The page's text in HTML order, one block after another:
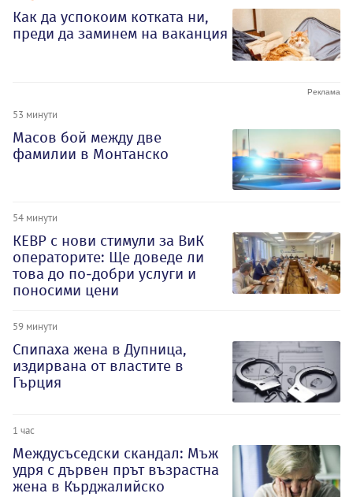
Как да успокоим котката ни,
преди да заминем на ваканция
53 минути
Масов бой между две
фамилии в Монтанско
54 минути
КЕВР с нови стимули за ВиК
операторите: Ще доведе ли
това до по-добри услуги и
поносими цени
59 минути
Спипаха жена в Дупница,
издирвана от властите в
Гърция
1 час
Междусъседски скандал: Мъж
удря с дървен прът възрастна
жена в Кърджалийско